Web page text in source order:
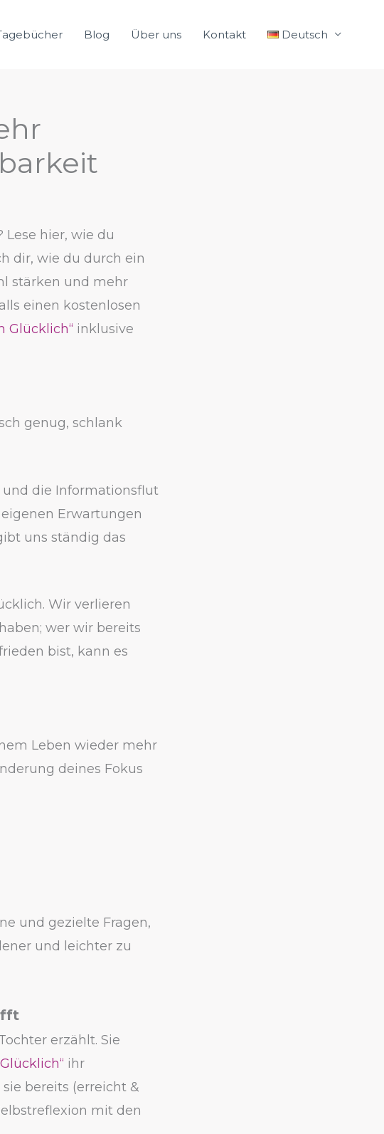
Blog Über uns Kontakt Deutsch
hier, wie du
dir, wie du durch ein
stärken und mehr
einen kostenlosen
Glücklich“ inklusive
genug, schlank
die Informationsflut
Erwartungen
uns ständig das
Wir verlieren
wer wir bereits
bist, kann es
Leben wieder mehr
deines Fokus
und gezielte Fragen,
und leichter zu
erzählt. Sie
ihr
bereits (erreicht &
mit den